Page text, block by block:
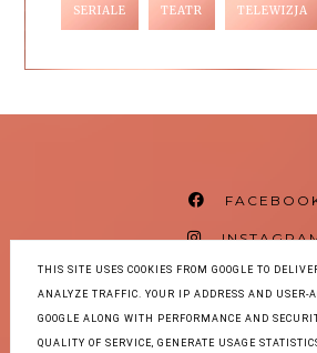
SERIALE TEATR TELEWIZJA
THREADS
THIS SITE USES COOKIES FROM GOOGLE TO
ANALYZE TRAFFIC. YOUR IP ADDRESS AND USER-
GOOGLE ALONG WITH PERFORMANCE AND
QUALITY OF SERVICE, GENERATE USAGE